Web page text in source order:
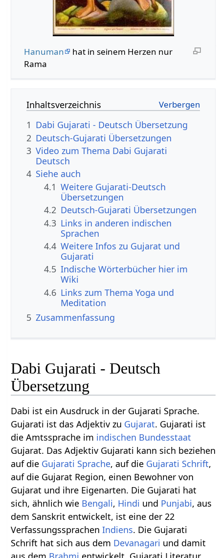
Hanuman
hat in seinem Herzen nur
Rama
Inhaltsverzeichnis
1 Dabi Gujarati - Deutsch Übersetzung
2 Deutsch-Gujarati Übersetzungen
3 Video zum Thema Dabi Gujarati
Deutsch
4 Siehe auch
4.1 Weitere Gujarati-Deutsch
Übersetzungen
4.2 Deutsch-Gujarati Übersetzungen
4.3 Links in anderen indischen
Sprachen
4.4 Weitere Infos zu Gujarat und
Gujarati
4.5 Indische Wörterbücher hier im
Wiki
4.6 Links zum Thema Yoga und
Meditation
5 Zusammenfassung
Dabi Gujarati - Deutsch
Übersetzung
Dabi ist ein Ausdruck in der Gujarati Sprache.
Gujarati ist das Adjektiv zu Gujarat. Gujarati ist
die Amtssprache im indischen Bundesstaat
Gujarat. Das Adjektiv Gujarati kann sich beziehen
auf die Gujarati Sprache, auf die Gujarati Schrift,
auf die Gujarat Region, einen Bewohner von
Gujarat und ihre Eigenarten. Die Gujarati hat
sich, ähnlich wie Bengali, Hindi und Punjabi, aus
dem Sanskrit entwickelt, ist eine der 22
VerfassungssprachenIndiens. Die Gujarati
Schrift hat sich aus dem Devanagari und damit